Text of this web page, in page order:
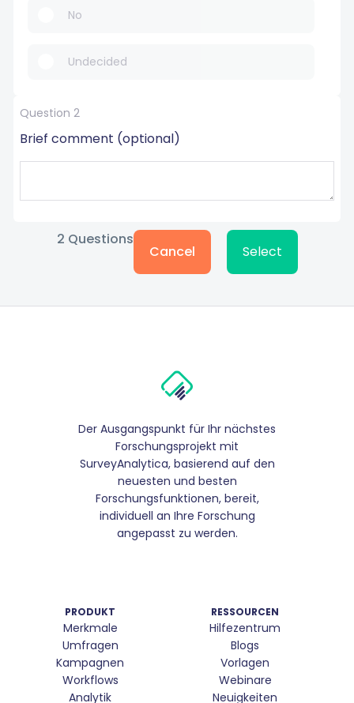
No
Undecided
Question 2
Brief comment (optional)
2 Questions
Cancel Select
Der Ausgangspunkt für Ihr nächstes
Forschungsprojekt mit
SurveyAnalytica, basierend auf den
neuesten und besten
Forschungsfunktionen, bereit,
individuell an Ihre Forschung
angepasst zu werden.
PRODUKT
Merkmale
Umfragen
Kampagnen
Workflows
Analytik
RESSOURCEN
Hilfezentrum
Blogs
Vorlagen
Webinare
Neuigkeiten